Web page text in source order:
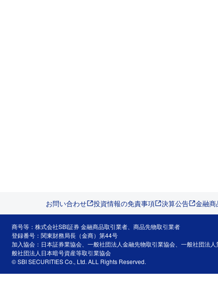
お問い合わせ 投資情報の免責事項 決算公告 金融
商号等：株式会社SBI証券 金融商品取引業者、商品先物取引業者
登録番号：関東財務局長（金商）第44号
加入協会：日本証券業協会、一般社団法人金融先物取引業協会、一般社団法
般社団法人日本暗号資産等取引業協会
© SBI SECURITIES Co., Ltd. ALL Rights Reserved.